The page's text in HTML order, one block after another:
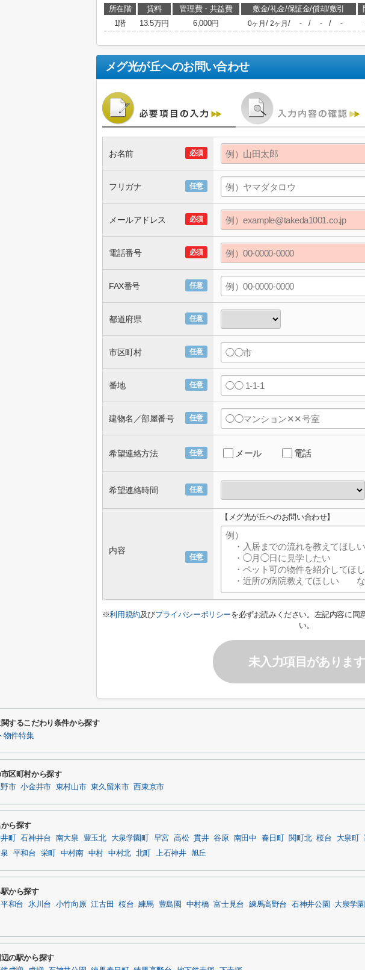
所在階 賃料 管理費・共益費 敷金/礼金/保証金/償却/敷引
1階
13.5万円 6,000円 0ヶ月 / 2ヶ月 / - / - / -
メグ光が丘へのお問い合わせ
必須
お名前
任意
フリガナ
必須
メールアドレス
必須
電話番号
任意
FAX番号
任意
都道府県
任意
市区町村
任意
番地
任意
建物名／部屋番号
任意
希望連絡方法 メール 電話
任意
希望連絡時間
任意
内容
【メグ光が丘へのお問い合わせ】
※利用規約及びプライバシーポリシーを必ずお読みください。左記内容に同
い。
未入力項目があります
するこだわり条件から探す
物件特集
区町村から探す
市 小金井市 東村山市 東久留米市 西東京市
ら探す
町 石神井台 南大泉 豊玉北 大泉学園町 早宮 高松 貫井 谷原 南田中 春日町 関町北 桜台 大泉町
平和台 栄町 中村南 中村 中村北 北町 上石神井 旭丘
から探す
平和台 氷川台 小竹向原 江古田 桜台 練馬 豊島園 中村橋 富士見台 練馬高野台 石神井公園 大泉学園
の駅から探す